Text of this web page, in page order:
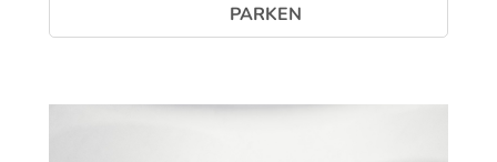
PARKEN